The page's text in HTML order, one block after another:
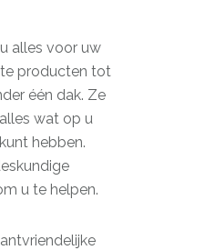
alles voor uw
producten tot
één dak. Ze
wat op u
hebben.
u te helpen.